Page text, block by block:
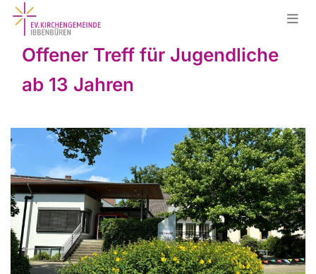
Offener Treff für Jugendliche
ab 13 Jahren